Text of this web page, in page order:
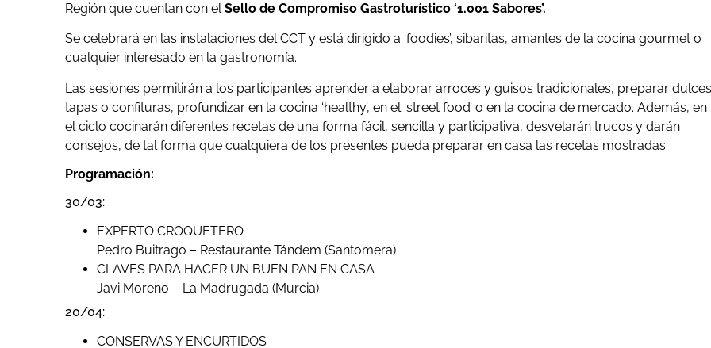
Región que cuentan con elSello de Compromiso Gastroturístico ‘1.001 Sabores’.
Se celebrará en las instalaciones del CCT y está dirigido a ‘foodies’, sibaritas, amantes de la cocina gourmet o
cualquier interesado en la gastronomía.
Las sesiones permitirán a los participantes aprender a elaborar arroces y guisos tradicionales, preparar
tapas o confituras, profundizar en la cocina ‘healthy’, en el ‘street food’ o en la cocina de mercado. Además, en
el ciclo cocinarán diferentes recetas de una forma fácil, sencilla y participativa, desvelarán trucos y darán
consejos, de tal forma que cualquiera de los presentes pueda preparar en casa las recetas mostradas.
Programación:
30/03:
EXPERTO CROQUETERO
Pedro Buitrago – Restaurante Tándem (Santomera)
CLAVES PARA HACER UN BUEN PAN EN CASA
Javi Moreno – La Madrugada (Murcia)
20/04:
CONSERVAS Y ENCURTIDOS